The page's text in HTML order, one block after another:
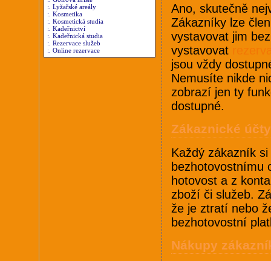
:. Lyžařské areály
:. Kosmetika
:. Kosmetická studia
:. Kadeřnictví
:. Kadeřnická studia
:. Rezervace služeb
:. Online rezervace
Ano, skutečně
Zákazníky lze
vystavovat jim
vystavovat
jsou vždy
Nemusíte nikde
zobrazí jen ty
dostupné.
Zákaznické účty
Každý zákazník
bezhotovostnímu
hotovost a z
zboží či služeb.
že je ztratí nebo
bezhotovostní
Nákupy